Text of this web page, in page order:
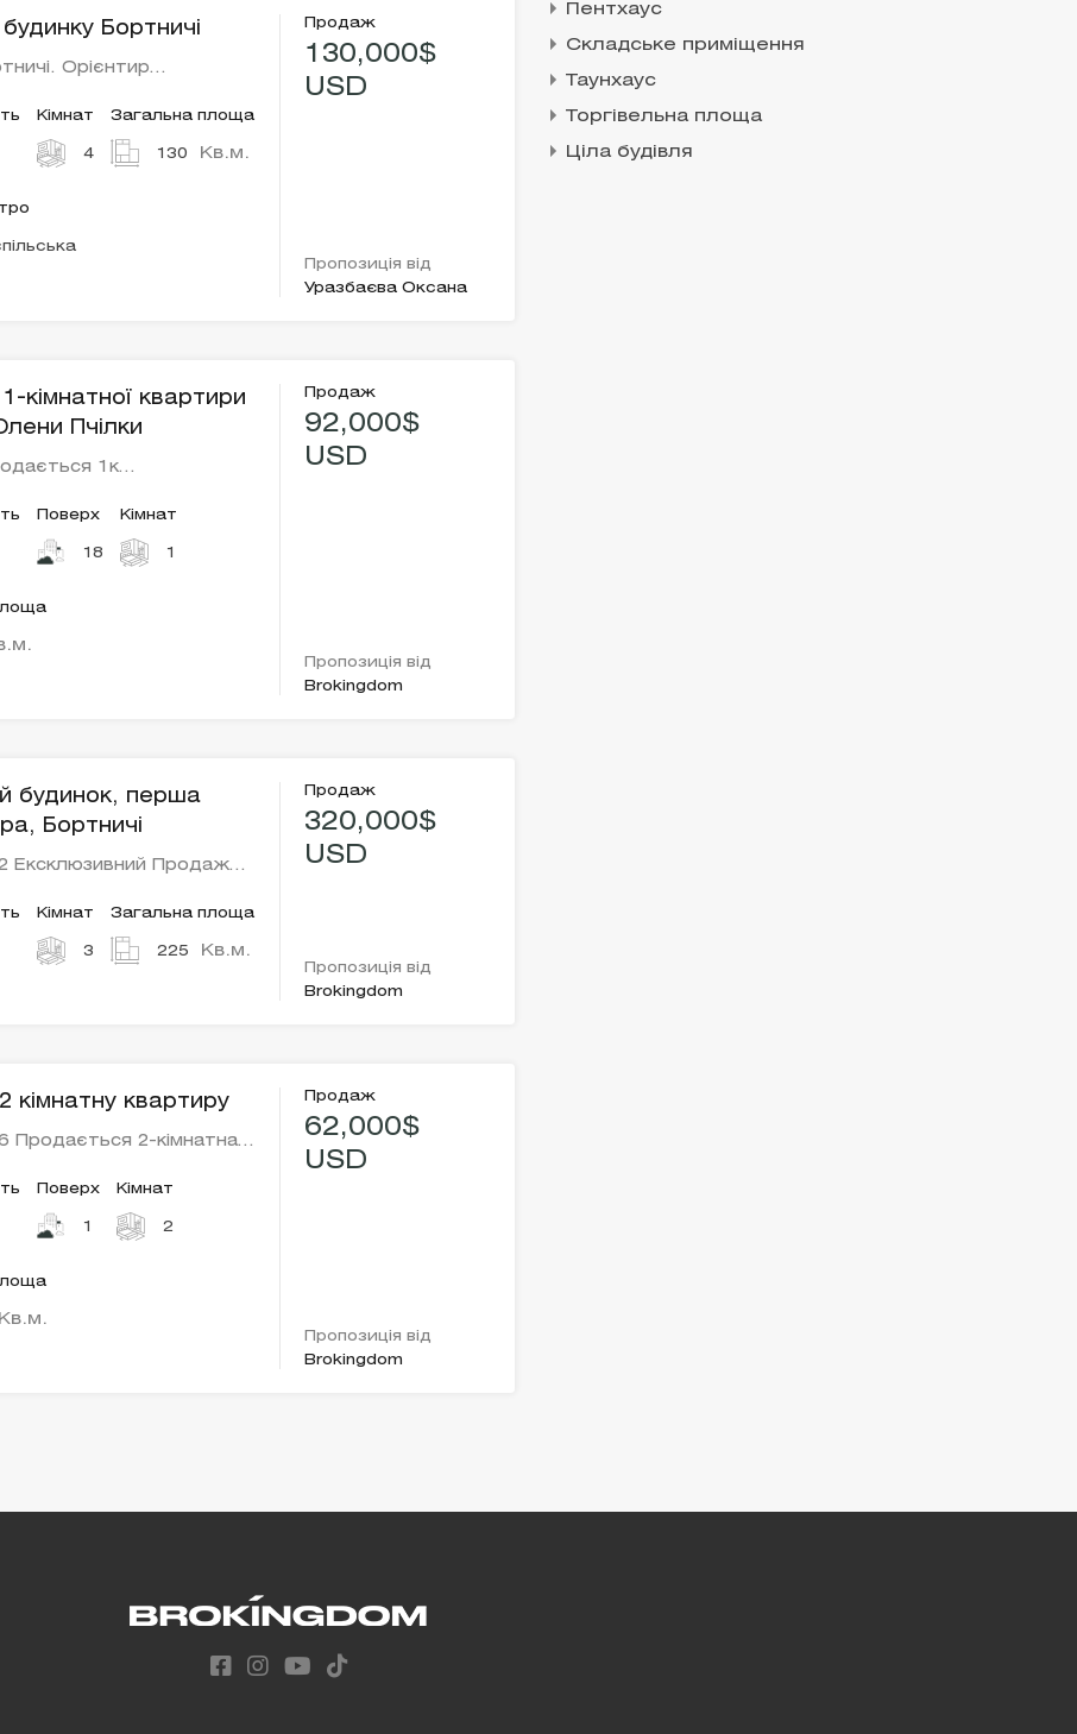
Бортничі
Орієнтир…
Кімнат
4
Загальна площа
130 Кв.м.
Продаж
130,000$
USD
Пропозиція від
Уразбаєва Оксана
кімнатної квартири
Пчілки
1к…
Поверх
18
Кімнат
1
Продаж
92,000$
USD
Пропозиція від
Brokingdom
будинок, перша
Бортничі
Ексклюзивний Продаж…
Кімнат
3
Загальна площа
225 Кв.м.
Продаж
320,000$
USD
Пропозиція від
Brokingdom
кімнатну квартиру
Продається 2-кімнатна…
Поверх
1
Кімнат
2
Кв.м.
Продаж
62,000$
USD
Пропозиція від
Brokingdom
Пентхаус
Складське приміщення
Таунхаус
Торгівельна площа
Ціла будівля